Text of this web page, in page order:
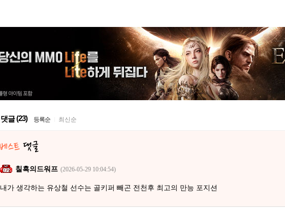
댓글(23) 등록순 최신순
칠흑의드워프 (2026-05-29 10:04:54)
내가 생각하는 유상철 선수는 골키퍼 빼곤 전천후 최고의 만능 포지션